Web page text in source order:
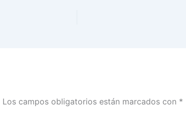
Los campos obligatorios están marcados con *